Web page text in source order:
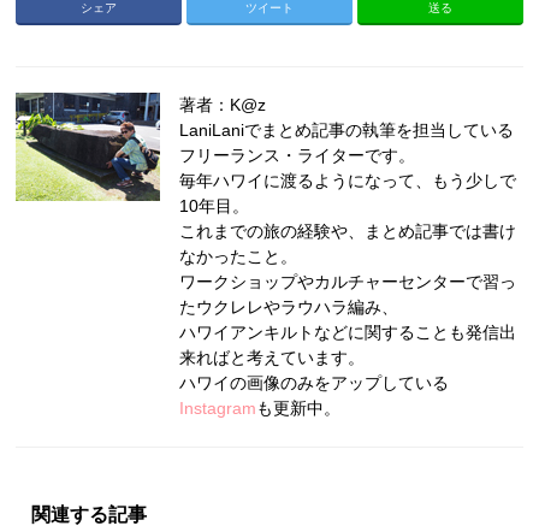
シェア ツイート 送る
著者：K@z
LaniLaniでまとめ記事の執筆を担当している
フリーランス・ライターです。
毎年ハワイに渡るようになって、もう少しで
10年目。
これまでの旅の経験や、まとめ記事では書け
なかったこと。
ワークショップやカルチャーセンターで習っ
たウクレレやラウハラ編み、
ハワイアンキルトなどに関することも発信出
来ればと考えています。
ハワイの画像のみをアップしている
Instagramも更新中。
関連する記事